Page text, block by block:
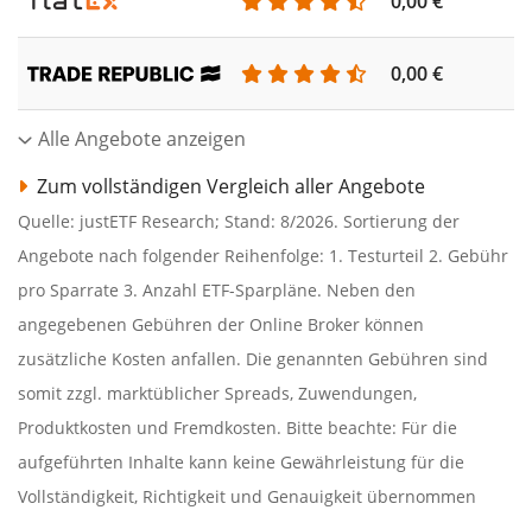
0,00 €
Alle Angebote anzeigen
Zum vollständigen Vergleich aller Angebote
Quelle: justETF Research; Stand: 8/2026. Sortierung der
Angebote nach folgender Reihenfolge: 1. Testurteil 2. Gebühr
pro Sparrate 3. Anzahl ETF-Sparpläne. Neben den
angegebenen Gebühren der Online Broker können
zusätzliche Kosten anfallen. Die genannten Gebühren sind
somit zzgl. marktüblicher Spreads, Zuwendungen,
Produktkosten und Fremdkosten. Bitte beachte: Für die
aufgeführten Inhalte kann keine Gewährleistung für die
Vollständigkeit, Richtigkeit und Genauigkeit übernommen